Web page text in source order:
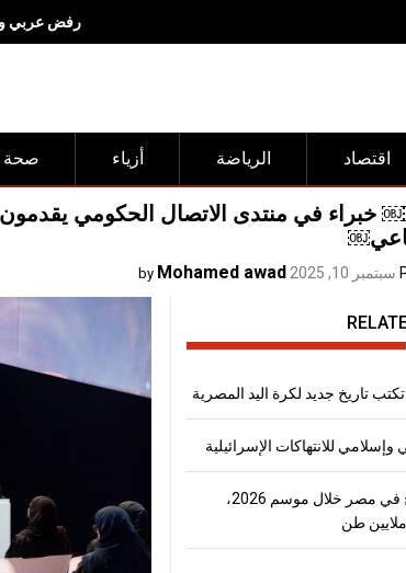
رفض عربي
صحة أزياء الرياضة اقتصاد
في منتدى الاتصال الحكومي يقدمون
سبتمبر 10, 2025 by
Mohamed awad
تاريخ جديد لكرة اليد المصرية
للانتهاكات الإسرائيلية
إنتاج القمح في مصر خلال موسم 2026،